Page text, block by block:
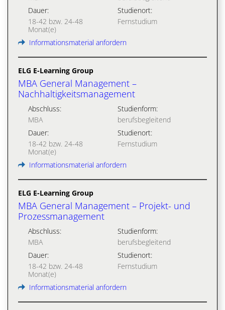
Dauer:
18-42 bzw. 24-48
Monat(e)
Studienort:
Fernstudium
Informationsmaterial anfordern
ELG E-Learning Group
MBA General Management –
Nachhaltigkeitsmanagement
Abschluss:
MBA
Studienform:
berufsbegleitend
Dauer:
18-42 bzw. 24-48
Monat(e)
Studienort:
Fernstudium
Informationsmaterial anfordern
ELG E-Learning Group
MBA General Management – Projekt- und
Prozessmanagement
Abschluss:
MBA
Studienform:
berufsbegleitend
Dauer:
18-42 bzw. 24-48
Monat(e)
Studienort:
Fernstudium
Informationsmaterial anfordern